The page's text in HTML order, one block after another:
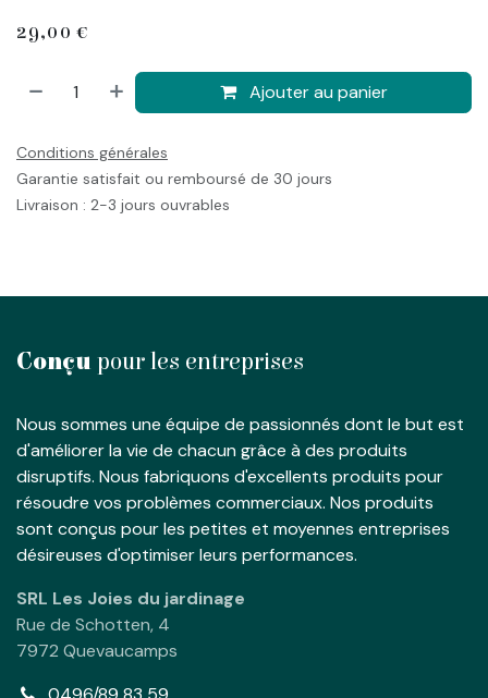
29,00 €
Ajouter au panier
Conditions générales
Garantie satisfait ou remboursé de 30 jours
Livraison : 2-3 jours ouvrables
Conçu pour les entreprises
Nous sommes une équipe de passionnés dont le but est
d'améliorer la vie de chacun grâce à des produits
disruptifs. Nous fabriquons d'excellents produits pour
résoudre vos problèmes commerciaux. Nos produits
sont conçus pour les petites et moyennes entreprises
désireuses d'optimiser leurs performances.
SRL Les Joies du jardinage
Rue de Schotten, 4
7972 Quevaucamps